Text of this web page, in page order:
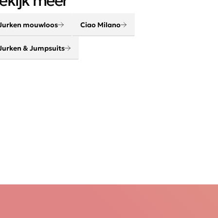
mouwloos Ciao Milano
& Jumpsuits